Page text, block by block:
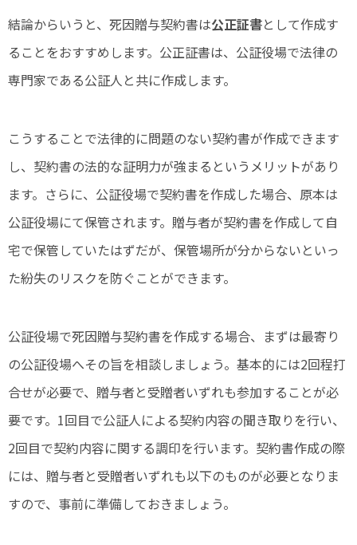
結論からいうと、死因贈与契約書は公正証書として作成す
ることをおすすめします。公正証書は、公証役場で法律の
専門家である公証人と共に作成します。
こうすることで法律的に問題のない契約書が作成できます
し、契約書の法的な証明力が強まるというメリットがあり
ます。さらに、公証役場で契約書を作成した場合、原本は
公証役場にて保管されます。贈与者が契約書を作成して自
宅で保管していたはずだが、保管場所が分からないといっ
た紛失のリスクを防ぐことができます。
公証役場で死因贈与契約書を作成する場合、まずは最寄り
の公証役場へその旨を相談しましょう。基本的には2回程打
合せが必要で、贈与者と受贈者いずれも参加することが必
要です。1回目で公証人による契約内容の聞き取りを行い、
2回目で契約内容に関する調印を行います。契約書作成の際
には、贈与者と受贈者いずれも以下のものが必要となりま
すので、事前に準備しておきましょう。